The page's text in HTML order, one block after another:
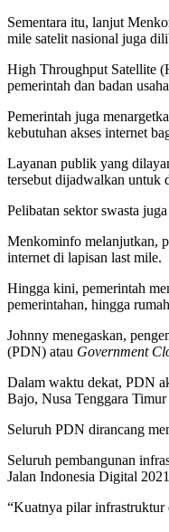
Sementara itu, lanjut
mile satelit nasional juga
High Throughput Satellite
pemerintah dan badan
Pemerintah juga
kebutuhan akses internet
Layanan publik yang
tersebut dijadwalkan untuk
Pelibatan sektor swasta
Menkominfo melanjutkan,
internet di lapisan last mile.
Hingga kini, pemerintah
pemerintahan, hingga
Johnny menegaskan,
(PDN) atau Government
Dalam waktu dekat, PDN
Bajo, Nusa Tenggara
Seluruh PDN dirancang
Seluruh pembangunan
Jalan Indonesia Digital
“Kuatnya pilar infrastruktur